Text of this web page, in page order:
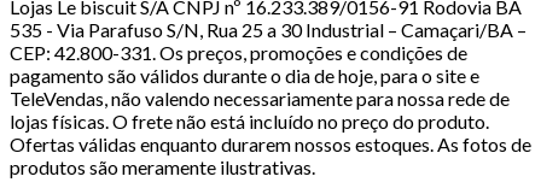
Lojas Le biscuit S/A CNPJ nº 16.233.389/0156-91 Rodovia BA
535 - Via Parafuso S/N, Rua 25 a 30 Industrial – Camaçari/BA –
CEP: 42.800-331. Os preços, promoções e condições de
pagamento são válidos durante o dia de hoje, para o site e
TeleVendas, não valendo necessariamente para nossa rede de
lojas físicas. O frete não está incluído no preço do produto.
Ofertas válidas enquanto durarem nossos estoques. As fotos de
produtos são meramente ilustrativas.